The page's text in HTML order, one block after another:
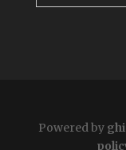
Powered by